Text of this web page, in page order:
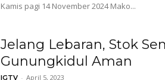
Kamis pagi 14 November 2024 Mako...
Jelang Lebaran, Stok
Gunungkidul Aman
IGTV - April 5, 2023